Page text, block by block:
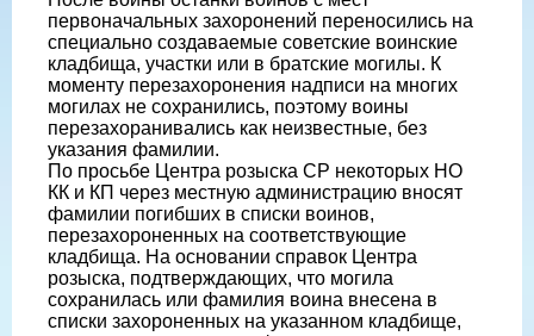
первоначальных захоронений переносились на
специально создаваемые советские воинские
кладбища, участки или в братские могилы. К
моменту перезахоронения надписи на многих
могилах не сохранились, поэтому воины
перезахоранивались как неизвестные, без
указания фамилии.
По просьбе Центра розыска СР некоторых НО
КК и КП через местную администрацию вносят
фамилии погибших в списки воинов,
перезахороненных на соответствующие
кладбища. На основании справок Центра
розыска, подтверждающих, что могила
сохранилась или фамилия воина внесена в
списки захороненных на указанном кладбище,